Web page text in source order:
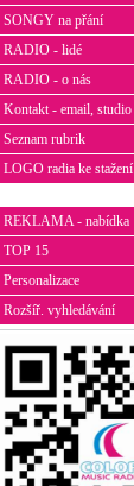
SONGY na přání
RADIO - lidé
RADIO - o nás
Kontakt - email, studio
Seznam rubrik
LOGO radia ke stažení
REKLAMA - nabídka
TOP 15
Personalizace
Rozšíř. vyhledávání